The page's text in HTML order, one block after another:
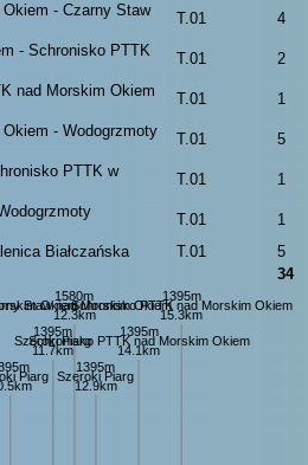
- Czarny Staw
T.01 4
- Schronisko PTTK
T.01 2
nad Morskim Okiem
T.01 1
- Wodogrzmoty
T.01 5
PTTK w
T.01 1
T.01
1
Białczańska T.01
5
34
Okiem
Piarg
Szeroki Piarg
1395m
11.7km
Staw nad Morskim Okiem
1580m
12.3km
Szeroki Piarg
1395m
12.9km
Schronisko PTTK nad Morskim Okiem
1395m
14.1km
Schronisko PTTK nad Morskim Okiem
1395m
15.3km